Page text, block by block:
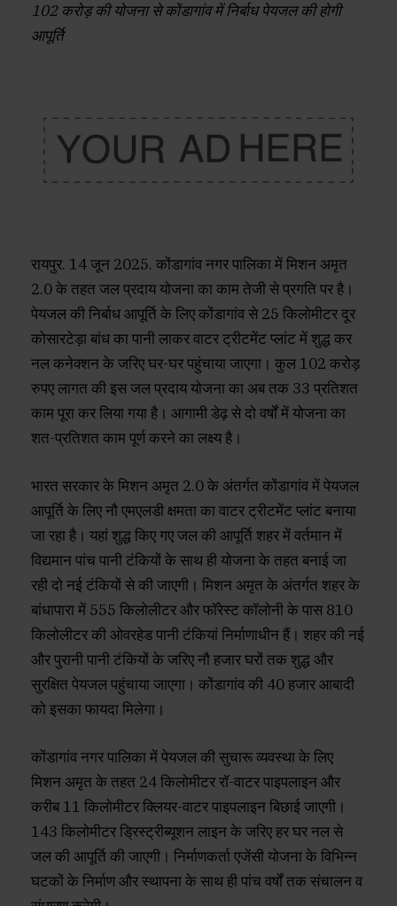
102 करोड़ की योजना से कोंडागांव में निर्बाध पेयजल की होगी
आपूर्ति
रायपुर. 14 जून 2025. कोंडागांव नगर पालिका में मिशन अमृत
2.0 के तहत जल प्रदाय योजना का काम तेजी से प्रगति पर है।
पेयजल की निर्बाध आपूर्ति के लिए कोंडागांव से 25 किलोमीटर दूर
कोसारटेड़ा बांध का पानी लाकर वाटर ट्रीटमेंट प्लांट में शुद्ध कर
नल कनेक्शन के जरिए घर-घर पहुंचाया जाएगा। कुल 102 करोड़
रुपए लागत की इस जल प्रदाय योजना का अब तक 33 प्रतिशत
काम पूरा कर लिया गया है। आगामी डेढ़ से दो वर्षों में योजना का
शत-प्रतिशत काम पूर्ण करने का लक्ष्य है।
भारत सरकार के मिशन अमृत 2.0 के अंतर्गत कोंडागांव में पेयजल
आपूर्ति के लिए नौ एमएलडी क्षमता का वाटर ट्रीटमेंट प्लांट बनाया
जा रहा है। यहां शुद्ध किए गए जल की आपूर्ति शहर में वर्तमान में
विद्यमान पांच पानी टंकियों के साथ ही योजना के तहत बनाई जा
रही दो नई टंकियों से की जाएगी। मिशन अमृत के अंतर्गत शहर के
बांधापारा में 555 किलोलीटर और फॉरेस्ट कॉलोनी के पास 810
किलोलीटर की ओवरहेड पानी टंकियां निर्माणाधीन हैं। शहर की नई
और पुरानी पानी टंकियों के जरिए नौ हजार घरों तक शुद्ध और
सुरक्षित पेयजल पहुंचाया जाएगा। कोंडागांव की 40 हजार आबादी
को इसका फायदा मिलेगा।
कोंडागांव नगर पालिका में पेयजल की सुचारू व्यवस्था के लिए
मिशन अमृत के तहत 24 किलोमीटर रॉ-वाटर पाइपलाइन और
करीब 11 किलोमीटर क्लियर-वाटर पाइपलाइन बिछाई जाएगी।
143 किलोमीटर ड्रिस्ट्रीब्यूशन लाइन के जरिए हर घर नल से
जल की आपूर्ति की जाएगी। निर्माणकर्ता एजेंसी योजना के विभिन्न
घटकों के निर्माण और स्थापना के साथ ही पांच वर्षों तक संचालन व